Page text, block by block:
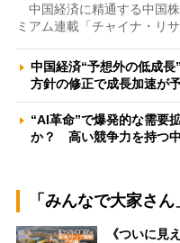
中国経済に精通する中国
ミアム連載「チャイナ・リ
中国経済“予想外の低成
方針の修正で成長加速が
“AI革命”で爆発的な需要
か？ 高い競争力を持つ
「みんなで大家さ
《ついに見